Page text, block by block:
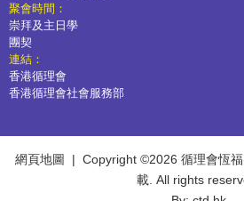
聚會時間：
崇拜及主日學
團契
連結：
香港循理會
香港循理會社會服務部
網頁地圖 | Copyright ©2026 循理會恆
載. All rights